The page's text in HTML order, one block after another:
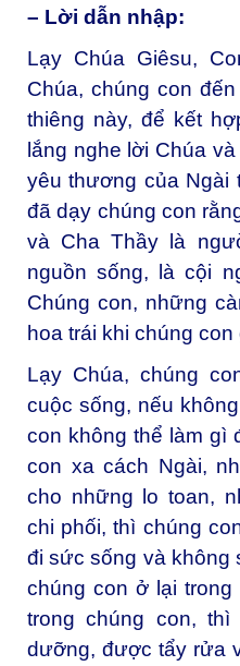
– Lời dẫn nhập:
Lạy Chúa Giêsu,
Chúa, chúng con
thiêng này, để kết
lắng nghe lời Chúa
yêu thương của Ngài
đã dạy chúng con
và Cha Thầy là
nguồn sống, là cội
Chúng con, những
hoa trái khi chúng
Lạy Chúa, chúng
cuộc sống, nếu
con không thể làm gì
con xa cách Ngài,
cho những lo toan,
chi phối, thì chúng
đi sức sống và không
chúng con ở lại
trong chúng con,
dưỡng, được tẩy rửa